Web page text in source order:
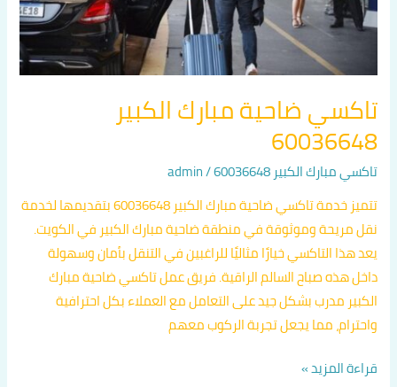
تاكسي ضاحية مبارك الكبير
60036648
تاكسي مبارك الكبير 60036648 /
admin
تتميز خدمة تاكسي ضاحية مبارك الكبير 60036648 بتقديمها لخدمة
نقل مريحة وموثوقة في منطقة ضاحية مبارك الكبير في الكويت.
يعد هذا التاكسي خيارًا مثاليًا للراغبين في التنقل بأمان وسهولة
داخل هذه صباح السالم الراقية. فريق عمل تاكسي ضاحية مبارك
الكبير مدرب بشكل جيد على التعامل مع العملاء بكل احترافية
واحترام، مما يجعل تجربة الركوب معهم
قراءة المزيد »